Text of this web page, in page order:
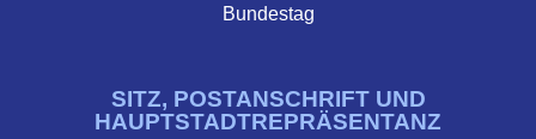
Bundestag
SITZ, POSTANSCHRIFT UND
HAUPTSTADTREPRÄSENTANZ